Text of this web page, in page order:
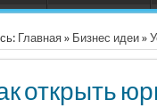
Главная» Бизнес идеи»
открыть